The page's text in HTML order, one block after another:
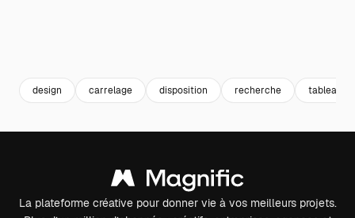
design carrelage disposition recherche tableau
La plateforme créative pour donner vie à vos meilleurs projets.